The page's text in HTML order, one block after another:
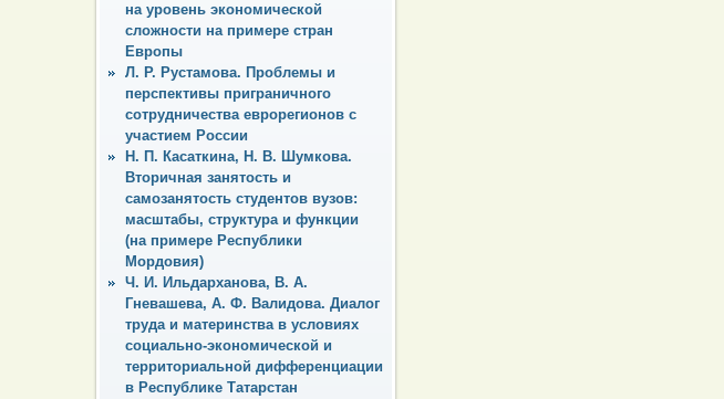
на уровень экономической
сложности на примере стран
Европы
Л. Р. Рустамова. Проблемы и
перспективы приграничного
сотрудничества еврорегионов с
участием России
Н. П. Касаткина, Н. В. Шумкова.
Вторичная занятость и
самозанятость студентов вузов:
масштабы, структура и функции
(на примере Республики
Мордовия)
Ч. И. Ильдарханова, В. А.
Гневашева, А. Ф. Валидова. Диалог
труда и материнства в условиях
социально-экономической и
территориальной дифференциации
в Республике Татарстан